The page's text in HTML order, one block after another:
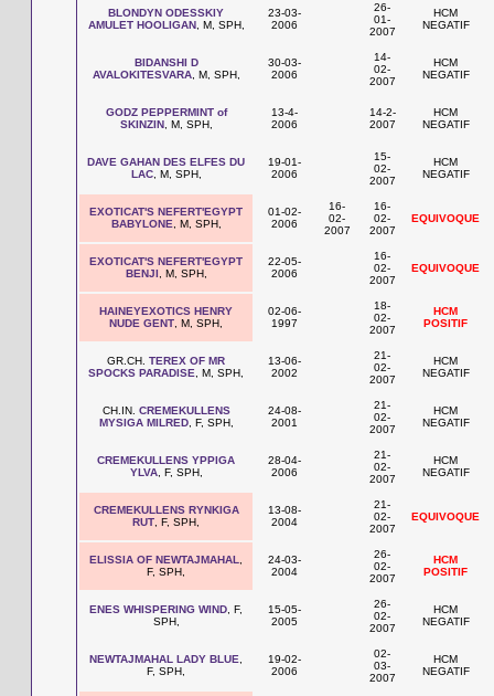
BLONDYN ODESSKIY
AMULET HOOLIGAN, M, SPH,
23-03-
2006
26-
01-
2007
HCM
NEGATIF
BIDANSHI D
AVALOKITESVARA, M, SPH,
30-03-
2006
14-
02-
2007
HCM
NEGATIF
GODZ PEPPERMINT of
SKINZIN, M, SPH,
13-4-
2006
14-2-
2007
HCM
NEGATIF
DAVE GAHAN DES ELFES DU
LAC, M, SPH,
19-01-
2006
15-
02-
2007
HCM
NEGATIF
EXOTICAT'S NEFERT'EGYPT
BABYLONE , M, SPH,
01-02-
2006
16-
02-
2007
16-
02-
2007
EQUIVOQUE
EXOTICAT'S NEFERT'EGYPT
BENJI , M, SPH,
22-05-
2006
16-
02-
2007
EQUIVOQUE
HAINEYEXOTICS HENRY
NUDE GENT , M, SPH,
02-06-
1997
18-
02-
2007
HCM
POSITIF
GR.CH. TEREX OF MR
SPOCKS PARADISE , M, SPH,
13-06-
2002
21-
02-
2007
HCM
NEGATIF
CH.IN. CREMEKULLENS
MYSIGA MILRED, F, SPH,
24-08-
2001
21-
02-
2007
HCM
NEGATIF
CREMEKULLENS YPPIGA
YLVA, F, SPH,
28-04-
2006
21-
02-
2007
HCM
NEGATIF
CREMEKULLENS RYNKIGA
RUT , F, SPH,
13-08-
2004
21-
02-
2007
EQUIVOQUE
ELISSIA OF NEWTAJMAHAL
F, SPH,
24-03-
2004
26-
02-
2007
HCM
POSITIF
ENES WHISPERING WIND , F,
SPH,
15-05-
2005
26-
02-
2007
HCM
NEGATIF
NEWTAJMAHAL LADY BLUE
F, SPH,
19-02-
2006
02-
03-
2007
HCM
NEGATIF